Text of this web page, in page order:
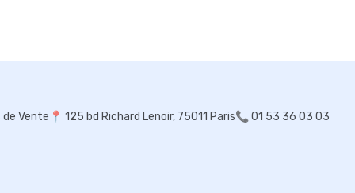
de Vente 📍 125 bd Richard Lenoir, 75011 Paris📞 01 53 36 03 03